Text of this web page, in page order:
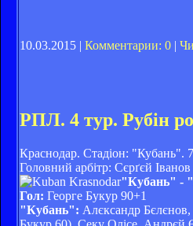
10.03.2015 | Комментарии: 0 |
РПЛ. 4 тур. Рубін
Краснодар. Стадіон: "Кубань".
Головний арбітр: Сєрґєй
"Кубань" -
Гол: Георге Букур 90+1
"Кубань": Алєксандр